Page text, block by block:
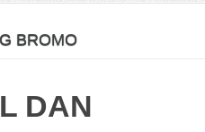
BROMO
DAN